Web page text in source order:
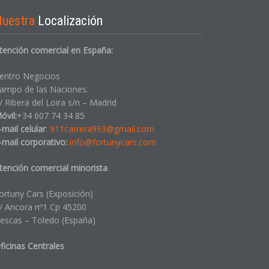
Localización
comercial en España:
Negocios
de las Naciones.
Ribera del Loira s/n – Madrid
+34 607 74 34 85
mail celular: 911carrera993@gmail.com
mail corporativo: info@fortunycars.com
comercial minorista
Cars (Exposición)
Ancora nº1 Cp 45200
– Toledo (España)
Centrales